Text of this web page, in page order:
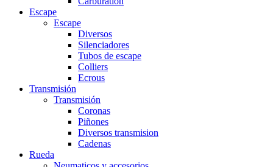
Escape
Escape
Diversos
Silenciadores
Tubos de escape
Colliers
Ecrous
Transmisión
Transmisión
Coronas
Piñones
Diversos transmision
Cadenas
Rueda